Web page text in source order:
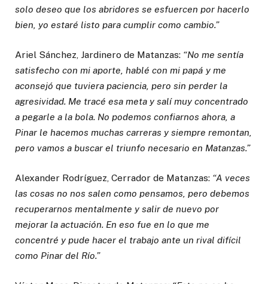
solo deseo que los abridores se esfuercen por hacerlo
bien, yo estaré listo para cumplir como cambio.”
Ariel Sánchez, Jardinero de Matanzas: “No me sentía
satisfecho con mi aporte, hablé con mi papá y me
aconsejó que tuviera paciencia, pero sin perder la
agresividad. Me tracé esa meta y salí muy concentrado
a pegarle a la bola. No podemos confiarnos ahora, a
Pinar le hacemos muchas carreras y siempre remontan,
pero vamos a buscar el triunfo necesario en Matanzas.”
Alexander Rodríguez, Cerrador de Matanzas: “A veces
las cosas no nos salen como pensamos, pero debemos
recuperarnos mentalmente y salir de nuevo por
mejorar la actuación. En eso fue en lo que me
concentré y pude hacer el trabajo ante un rival difícil
como Pinar del Río.”